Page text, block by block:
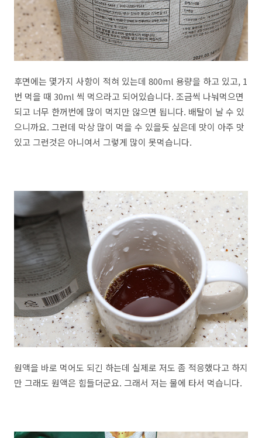
후면에는 몇가지 사항이 적혀 있는데 800ml 용량을 하고 있고, 1
번 먹을 때 30ml 씩 먹으라고 되어있습니다. 조금씩 나눠먹으면
되고 너무 한꺼번에 많이 먹지만 않으면 됩니다. 배탈이 날 수 있
으니까요. 그런데 막상 많이 먹을 수 있을듯 싶은데 맛이 아주 맛
있고 그런것은 아니여서 그렇게 많이 못먹습니다.
원액을 바로 먹어도 되긴 하는데 실제로 저도 좀 적응했다고 하지
만 그래도 원액은 힘들더군요. 그래서 저는 물에 타서 먹습니다.